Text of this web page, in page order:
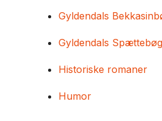
Gyldendals
Gyldendals
Historiske romaner
Humor